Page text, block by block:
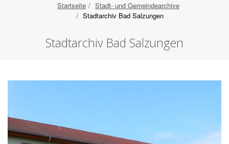
Startseite
Stadt- und Gemeindearchive
Stadtarchiv Bad Salzungen
Stadtarchiv Bad Salzungen